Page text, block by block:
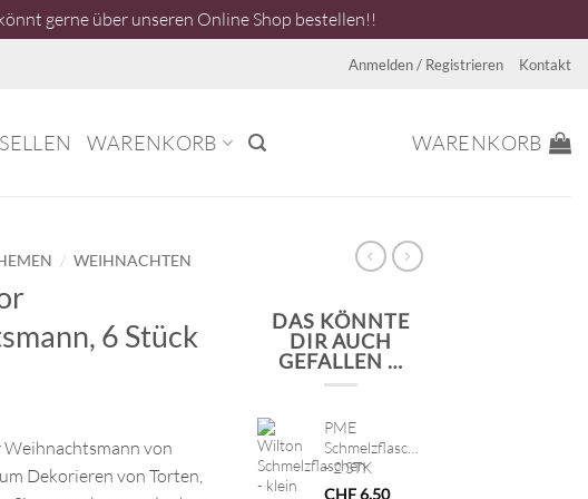
gerne über unseren Online Shop bestellen!!
Anmelden / Registrieren Kontakt
WARENKORB WARENKORB
/ WEIHNACHTEN
6 Stück
von
Dekorieren von Torten,
DAS KÖNNTE
DIR AUCH
GEFALLEN …
PME
Schmelzflaschen
- 2 STK
CHF6.50